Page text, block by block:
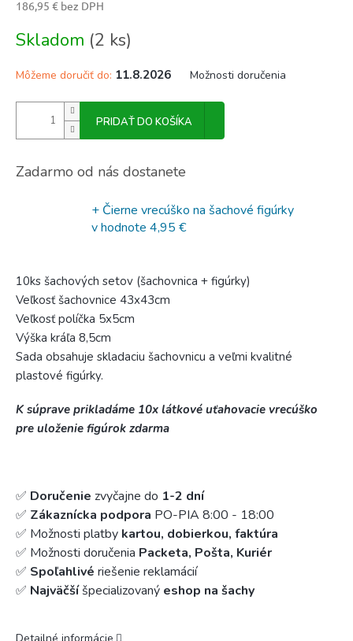
186,95 € bez DPH
cena:
Skladom (2 ks)
Môžeme doručiť do: 11.8.2026 Možnosti doručenia
PRIDAŤ DO KOŠÍKA
Zadarmo od nás dostanete
+ Čierne vrecúško na šachové figúrky
v hodnote 4,95 €
10ks šachových setov (šachovnica + figúrky)
Veľkosť šachovnice 43x43cm
Veľkosť políčka 5x5cm
Výška kráľa 8,5cm
Sada obsahuje skladaciu šachovnicu a veľmi kvalitné
plastové figúrky.
K súprave prikladáme 10x látkové uťahovacie vrecúško
pre uloženie figúrok zdarma
✅ Doručenie zvyčajne do 1-2 dní
✅ Zákaznícka podpora PO-PIA 8:00 - 18:00
✅ Možnosti platby kartou, dobierkou, faktúra
✅ Možnosti doručenia Packeta, Pošta, Kuriér
✅ Spoľahlivé riešenie reklamácií
✅ Najväčšíšpecializovaný eshop na šachy